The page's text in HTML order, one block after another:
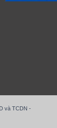
và TCDN -